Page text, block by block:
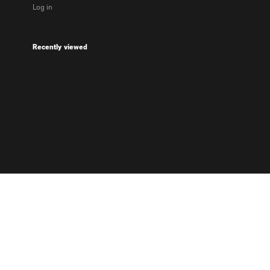
Log in
Recently viewed